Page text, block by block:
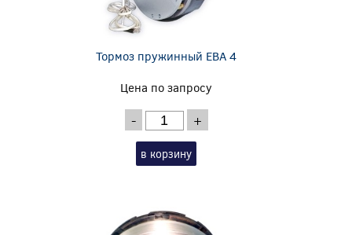
Тормоз пружинный EBA 4
Цена по запросу
- +
в корзину